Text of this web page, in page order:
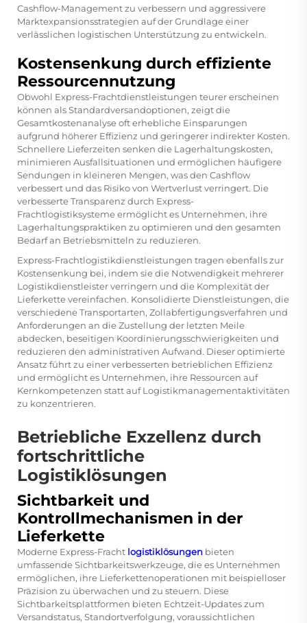
Cashflow-Management zu verbessern und aggressivere
Marktexpansionsstrategien auf der Grundlage einer
verlässlichen logistischen Unterstützung zu entwickeln.
Kostensenkung durch effiziente
Ressourcennutzung
Obwohl Express-Frachtdienstleistungen teurer erscheinen
können als Standardversandoptionen, zeigt die
Gesamtkostenanalyse oft erhebliche Einsparungen
aufgrund höherer Effizienz und geringerer indirekter Kosten.
Schnellere Lieferzeiten senken die Lagerhaltungskosten,
minimieren Ausfallsituationen und ermöglichen häufigere
Sendungen in kleineren Mengen, was den Cashflow
verbessert und das Risiko von Wertverlust verringert. Die
verbesserte Transparenz durch Express-
Frachtlogistiksysteme ermöglicht es Unternehmen, ihre
Lagerhaltungspraktiken zu optimieren und den gesamten
Bedarf an Betriebsmitteln zu reduzieren.
Express-Frachtlogistikdienstleistungen tragen ebenfalls zur
Kostensenkung bei, indem sie die Notwendigkeit mehrerer
Logistikdienstleister verringern und die Komplexität der
Lieferkette vereinfachen. Konsolidierte Dienstleistungen, die
verschiedene Transportarten, Zollabfertigungsverfahren und
Anforderungen an die Zustellung der letzten Meile
abdecken, beseitigen Koordinierungsschwierigkeiten und
reduzieren den administrativen Aufwand. Dieser optimierte
Ansatz führt zu einer verbesserten betrieblichen Effizienz
und ermöglicht es Unternehmen, ihre Ressourcen auf
Kernkompetenzen statt auf Logistikmanagementaktivitäten
zu konzentrieren.
Betriebliche Exzellenz durch
fortschrittliche
Logistiklösungen
Sichtbarkeit und
Kontrollmechanismen in der
Lieferkette
Moderne Express-Fracht logistiklösungen bieten
umfassende Sichtbarkeitswerkzeuge, die es Unternehmen
ermöglichen, ihre Lieferkettenoperationen mit beispielloser
Präzision zu überwachen und zu steuern. Diese
Sichtbarkeitsplattformen bieten Echtzeit-Updates zum
Versandstatus, Standortverfolgung, voraussichtlichen